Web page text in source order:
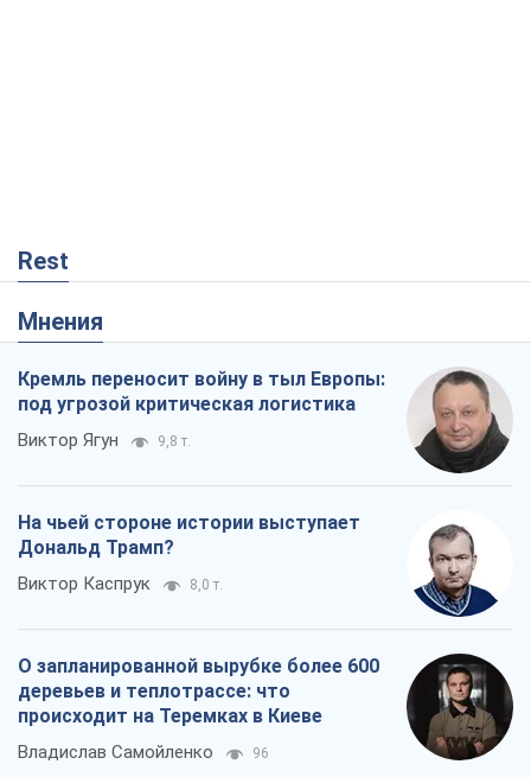
Rest
Мнения
Кремль переносит войну в тыл Европы:
под угрозой критическая логистика
Виктор Ягун 9,8 т.
На чьей стороне истории выступает
Дональд Трамп?
Виктор Каспрук 8,0 т.
О запланированной вырубке более 600
деревьев и теплотрассе: что
происходит на Теремках в Киеве
Владислав Самойленко 96